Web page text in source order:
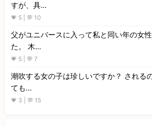
すが、具...
💗 5 | 💬 10
父がユニバースに入って私と同い年の女
た。 木...
💗 5 | 💬 7
潮吹する女の子は珍しいですか？ される
ても...
💗 3 | 💬 15